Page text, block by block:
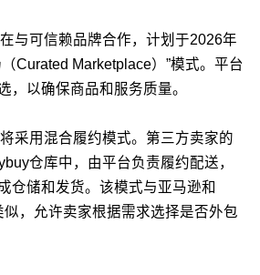
与可信赖品牌合作，计划于2026年
Curated Marketplace）”模式。平台
，以确保商品和服务质量。
采用混合履约模式。第三方卖家的
仓库中，由平台负责履约配送，
仓储和发货。该模式与亚马逊和
，允许卖家根据需求选择是否外包